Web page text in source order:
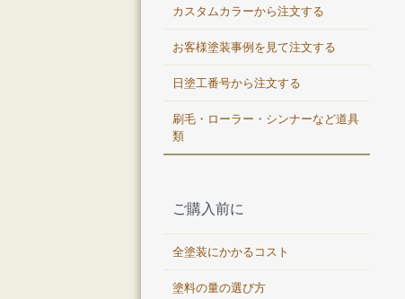
カスタムカラーから注文する
お客様塗装事例を見て注文する
日塗工番号から注文する
刷毛・ローラー・シンナーなど道具
類
ご購入前に
全塗装にかかるコスト
塗料の量の選び方